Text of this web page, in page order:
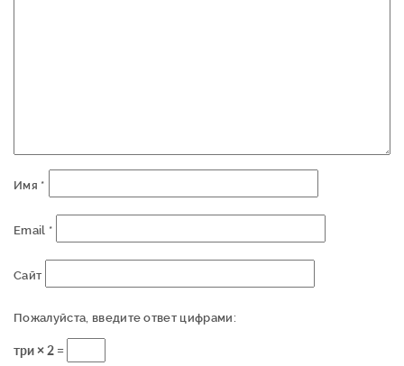
Имя *
Email *
Сайт
Пожалуйста, введите ответ цифрами:
три × 2 =